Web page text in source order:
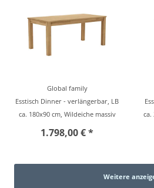
Global family
Esstisch Dinner - verlängerbar, LB
ca. 180x90 cm, Wildeiche massiv
1.798,00 € *
ca.
Weitere